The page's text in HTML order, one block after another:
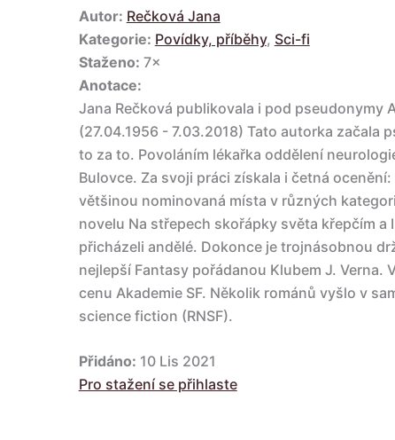
Autor: Rečková Jana
Kategorie: Povídky, příběhy, Sci-fi
Staženo: 7×
Anotace:
Jana Rečková publikovala i pod pseudonymy
(27.04.1956 - 7.03.2018) Tato autorka začala
to za to. Povoláním lékařka oddělení
Bulovce. Za svoji práci získala i četná
většinou nominovaná místa v různých
novelu Na střepech skořápky světa křepčím a
přicházeli andělé. Dokonce je trojnásobnou
nejlepší Fantasy pořádanou Klubem J. Verna.
cenu Akademie SF. Několik románů vyšlo v
science fiction (RNSF).
Přidáno: 10 Lis 2021
Pro stažení se přihlaste